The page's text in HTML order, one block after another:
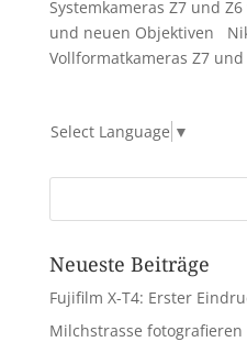
Systemkameras Z7 und
und neuen Objektiven
Vollformatkameras Z7
Select Language ▼
Neueste Beiträge
Fujifilm X-T4: Erster
Milchstrasse